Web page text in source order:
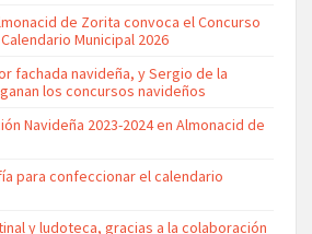
de Zorita convoca el Concurso
Municipal 2026
fachada navideña, y Sergio de la
los concursos navideños
Navideña 2023-2024 en Almonacid de
para confeccionar el calendario
y ludoteca, gracias a la colaboración